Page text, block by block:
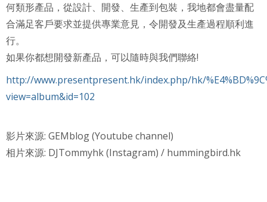
何類形產品，從設計、開發、生產到包裝，我地都會盡量配
合滿足客戶要求並提供專業意見，令開發及生產過程順利進
行。
如果你都想開發新產品，可以隨時與我們聯絡!
http://www.presentpresent.hk/index.php/hk/
view=album&id=102
影片來源: GEMblog (Youtube channel)
相片來源: DJTommyhk (Instagram) / hummingbird.hk